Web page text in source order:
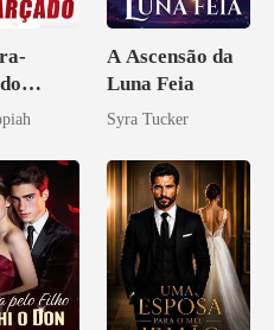
A Ascensão da
Luna Feia
Syra Tucker